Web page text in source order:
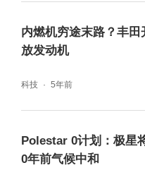
看了上述车型,想必
了,你想要运动挂,霸
这波购车福利吧!想
了,行动起来,把心仪
内燃机穷途末路？丰田
放发动机
科技 5年前
Polestar 0计划：极星
0年前气候中和